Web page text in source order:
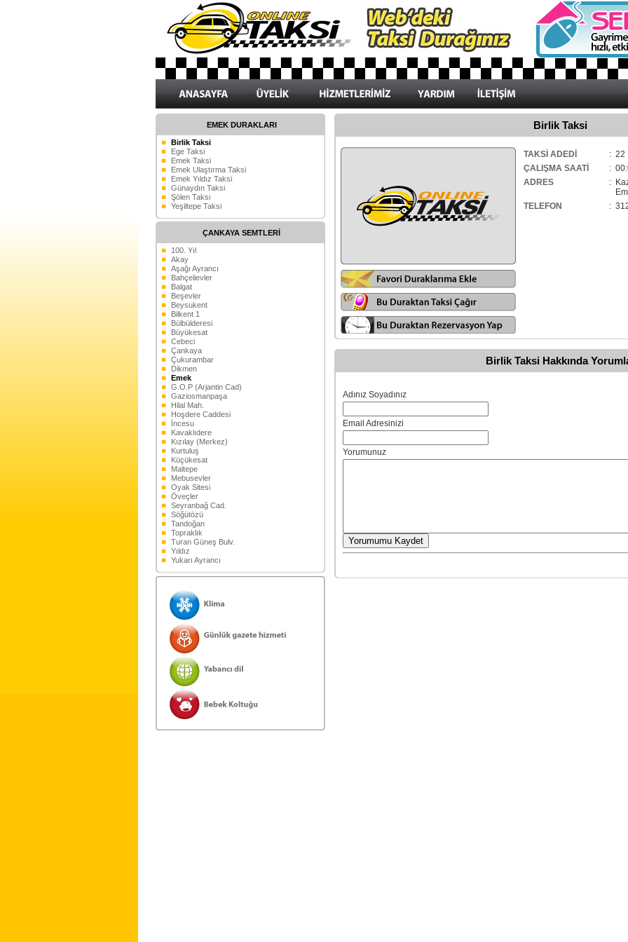
EMEK DURAKLARI
Birlik Taksi
Ege Taksi
Emek Taksi
Emek Ulaştırma Taksi
Emek Yıldız Taksi
Günaydın Taksi
Şölen Taksi
Yeşiltepe Taksi
ÇANKAYA SEMTLERİ
100. Yıl
Akay
Aşağı Ayrancı
Bahçelievler
Balgat
Beşevler
Beysukent
Bilkent 1
Bülbülderesi
Büyükesat
Cebeci
Çankaya
Çukurambar
Dikmen
Emek
G.O.P (Arjantin Cad)
Gaziosmanpaşa
Hilal Mah.
Hoşdere Caddesi
İncesu
Kavaklıdere
Kızılay (Merkez)
Kurtuluş
Küçükesat
Maltepe
Mebusevler
Oyak Sitesi
Öveçler
Seyranbağ Cad.
Söğütözü
Tandoğan
Topraklık
Turan Güneş Bulv.
Yıldız
Yukarı Ayrancı
Birlik Taksi
TAKSİ ADEDİ
: 22
ÇALIŞMA SAATİ
:
ADRES
:
TELEFON
:
Birlik Taksi Hakkında
Adınız Soyadınız
Email Adresinizi
Yorumunuz